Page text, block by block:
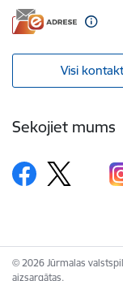
Visi
Sekojiet mums
© 2026 Jūrmalas
aizsargātas.